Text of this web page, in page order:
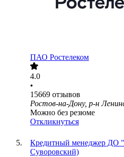
ПАО Ростелеком
4.0
•
15669 отзывов
Ростов-на-Дону, р-н
Можно без резюме
Откликнуться
Кредитный менеджер ДО
Суворовский)